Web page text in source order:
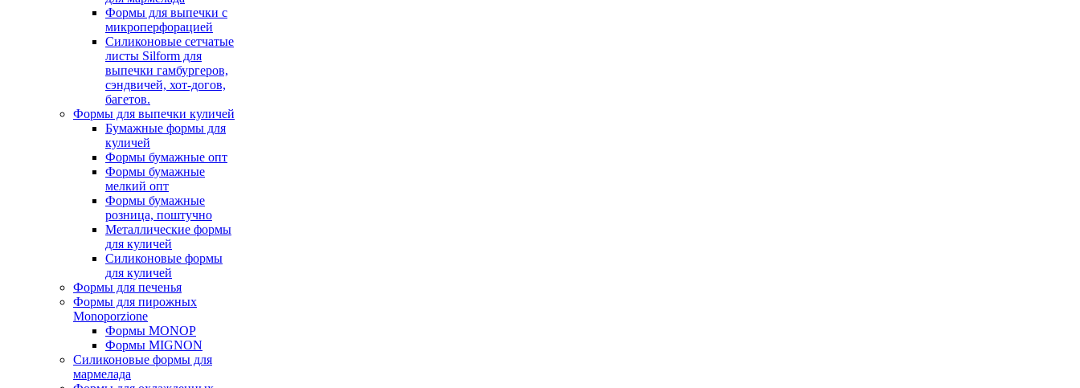
Формы для выпечки с
микроперфорацией
Силиконовые сетчатые
листы Silform для
выпечки гамбургеров,
сэндвичей, хот-догов,
багетов.
Формы для выпечки куличей
Бумажные формы для
куличей
Формы бумажные опт
Формы бумажные
мелкий опт
Формы бумажные
розница, поштучно
Металлические формы
для куличей
Силиконовые формы
для куличей
Формы для печенья
Формы для пирожных
Monoporzione
Формы MONOP
Формы MIGNON
Силиконовые формы для
мармелада